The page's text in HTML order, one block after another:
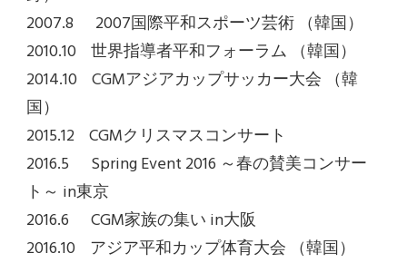
2007.8 2007国際平和スポーツ芸術 （韓国）
2010.10 世界指導者平和フォーラム （韓国）
2014.10 CGMアジアカップサッカー大会 （韓
国）
2015.12 CGMクリスマスコンサート
2016.5 Spring Event 2016 ～春の賛美コンサー
ト～ in東京
2016.6 CGM家族の集い in大阪
2016.10 アジア平和カップ体育大会 （韓国）